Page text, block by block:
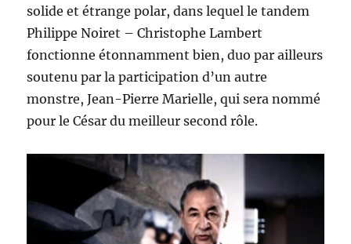
solide et étrange polar, dans lequel le tandem
Philippe Noiret – Christophe Lambert
fonctionne étonnamment bien, duo par ailleurs
soutenu par la participation d’un autre
monstre, Jean-Pierre Marielle, qui sera nommé
pour le César du meilleur second rôle.